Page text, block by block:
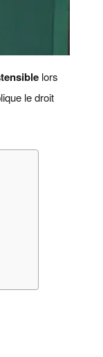
lors
le droit